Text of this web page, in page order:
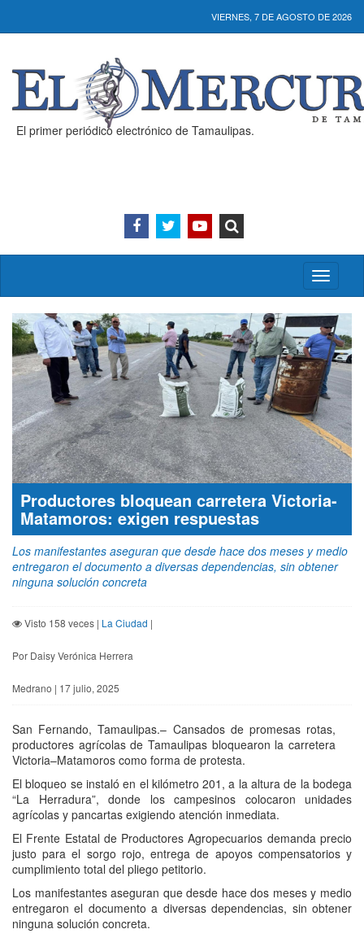
VIERNES, 7 DE AGOSTO DE 2026
El primer periódico electrónico de Tamaulipas.
Activar/
menú
Productores bloquean carretera Victoria-
Matamoros: exigen respuestas
Los manifestantes aseguran que desde hace dos meses y medio
entregaron el documento a diversas dependencias, sin obtener
ninguna solución concreta
Visto 158 veces | La Ciudad |
Por Daisy Verónica Herrera
Medrano | 17 julio, 2025
San Fernando, Tamaulipas.– Cansados de promesas rotas,
productores agrícolas de Tamaulipas bloquearon la carretera
Victoria–Matamoros como forma de protesta.
El bloqueo se instaló en el kilómetro 201, a la altura de la bodega
“La Herradura”, donde los campesinos colocaron unidades
agrícolas y pancartas exigiendo atención inmediata.
El Frente Estatal de Productores Agropecuarios demanda precio
justo para el sorgo rojo, entrega de apoyos compensatorios y
cumplimiento total del pliego petitorio.
Los manifestantes aseguran que desde hace dos meses y medio
entregaron el documento a diversas dependencias, sin obtener
ninguna solución concreta.